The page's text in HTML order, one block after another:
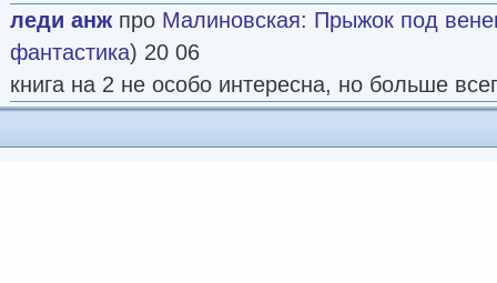
леди анж про Малиновская: Прыжок под
фантастика) 20 06
книга на 2 не особо интересна, но больше